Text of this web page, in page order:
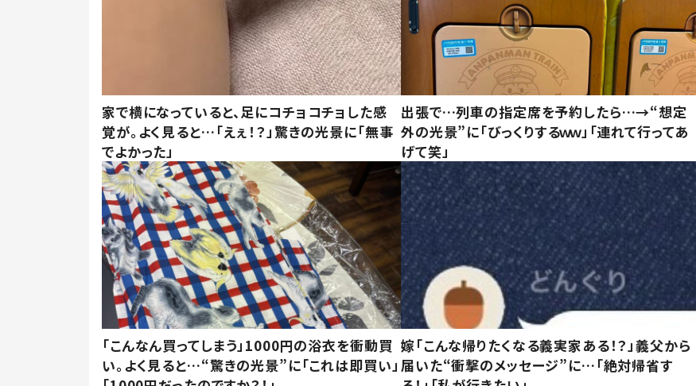
家で横になっていると、足にコチョコチョした感
覚が。よく見ると…「えぇ！？」驚きの光景に「無事
でよかった」
出張で…列車の指定席を予約したら…→“想定
外の光景”に「びっくりするｗｗ」「連れて行ってあ
げて笑」
「こんなん買ってしまう」1000円の浴衣を衝動買
い。よく見ると…“驚きの光景”に「これは即買い」
嫁「こんな帰りたくなる義実家ある！？」義父から
届いた“衝撃のメッセージ”に…「絶対帰省す